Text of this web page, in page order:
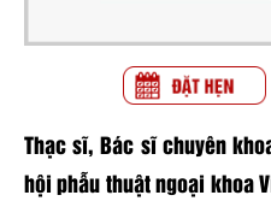
Thạc sĩ, Bác sĩ chuyên
hội phẫu thuật ngoại khoa